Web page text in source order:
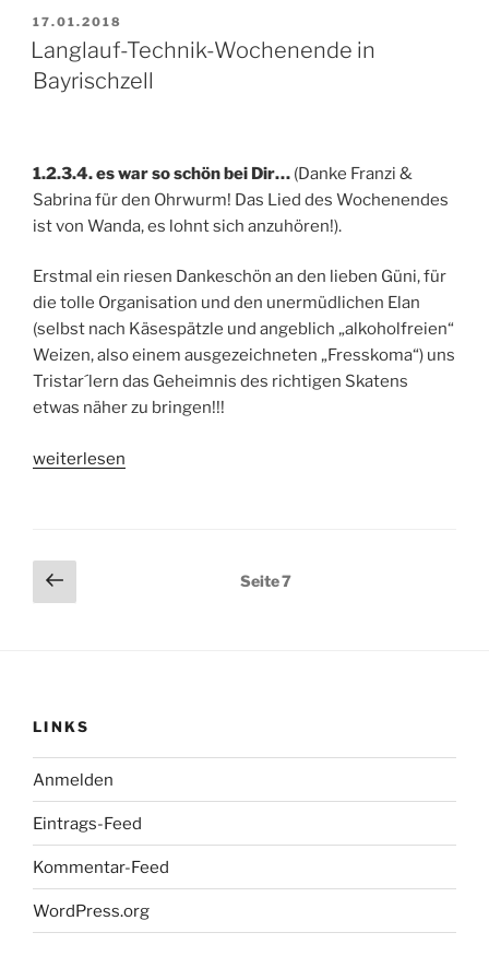
in
Neunkirchen/Saar“
VERÖFFENTLICHT
AM
17.01.2018
Langlauf-Technik-Wochenende in
Bayrischzell
1.2.3.4. es war so schön bei Dir… (Danke Franzi &
Sabrina für den Ohrwurm! Das Lied des Wochenendes
ist von Wanda, es lohnt sich anzuhören!).
Erstmal ein riesen Dankeschön an den lieben Güni, für
die tolle Organisation und den unermüdlichen Elan
(selbst nach Käsespätzle und angeblich „alkoholfreien“
Weizen, also einem ausgezeichneten „Fresskoma“) uns
Tristar´lern das Geheimnis des richtigen Skatens
etwas näher zu bringen!!!
„Langlauf-
Bayrischzell“
weiterlesen
Seitennummerierung
der
Vorherige
Seite
Seite7
LINKS
Anmelden
Eintrags-Feed
Kommentar-Feed
WordPress.org